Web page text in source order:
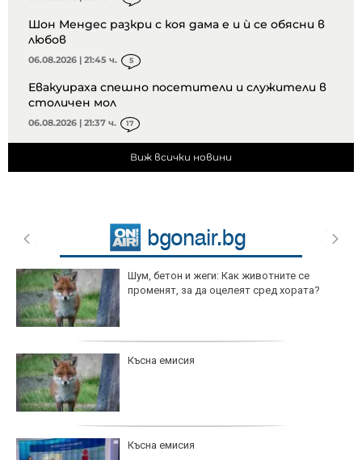
Шон Мендес разкри с коя дама е и ѝ се обясни в
любов
06.08.2026 | 21:45 ч. 5
Евакуираха спешно посетители и служители в
столичен мол
06.08.2026 | 21:37 ч. 17
Виж всички новини
Шум, бетон и жеги: Как животните се
променят, за да оцелеят сред хората?
Късна емисия
Късна емисия